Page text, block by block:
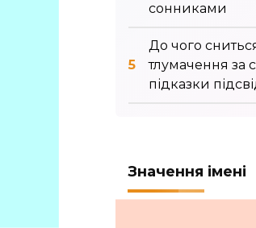
сонниками
До чого
тлумачення за
підказки
Значення імені